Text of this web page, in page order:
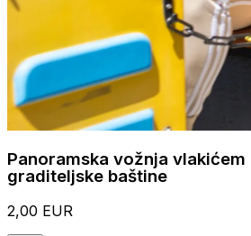
Panoramska vožnja
graditeljske baštine
2,00 EUR